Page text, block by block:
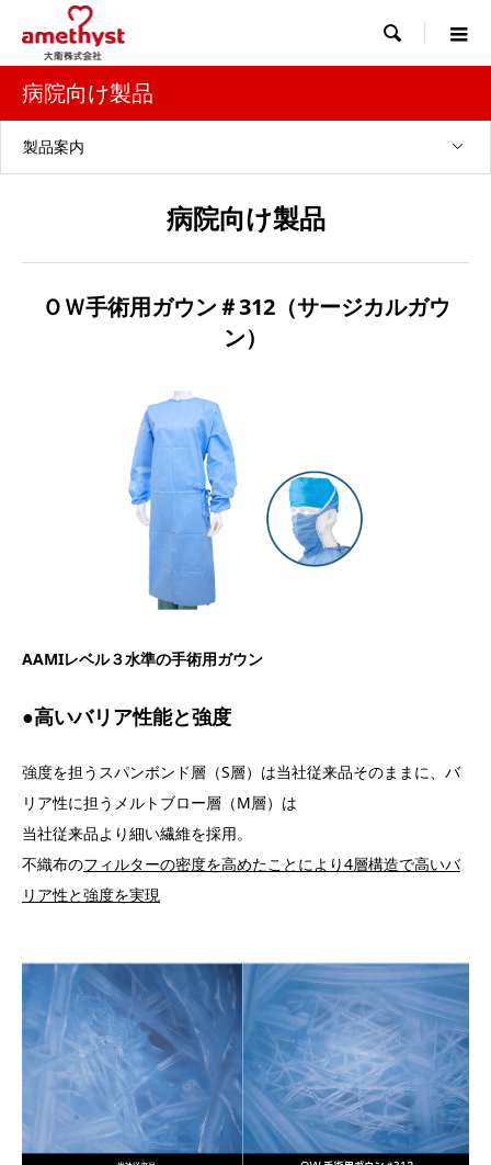

病院向け製品
製品案内
病院向け製品
ＯＷ手術用ガウン＃312（サージカルガウ
ン）
AAMIレベル３水準の手術用ガウン
●高いバリア性能と強度
強度を担うスパンボンド層（S層）は当社従来品そのままに、バ
リア性に担うメルトブロー層（M層）は
当社従来品より細い繊維を採用。
不織布のフィルターの密度を高めたことにより4層構造で高いバ
リア性と強度を実現